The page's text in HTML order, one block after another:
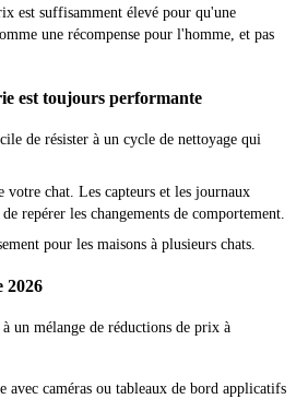
est suffisamment élevé pour qu'une
une récompense pour l'homme, et pas
est toujours performante
de résister à un cycle de nettoyage qui
votre chat. Les capteurs et les journaux
repérer les changements de comportement.
pour les maisons à plusieurs chats.
2026
un mélange de réductions de prix à
avec caméras ou tableaux de bord applicatifs